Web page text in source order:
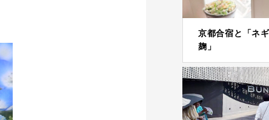
京都合宿と「ネ
麹」